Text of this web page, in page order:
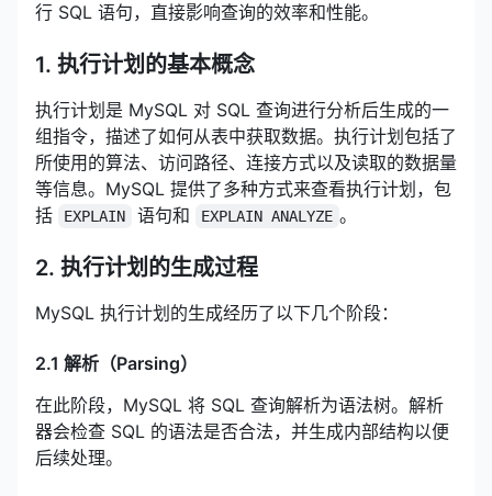
行 SQL 语句，直接影响查询的效率和性能。
1. 执行计划的基本概念
执行计划是 MySQL 对 SQL 查询进行分析后生成的一
组指令，描述了如何从表中获取数据。执行计划包括了
所使用的算法、访问路径、连接方式以及读取的数据量
等信息。MySQL 提供了多种方式来查看执行计划，包
括
EXPLAIN 语句和 EXPLAIN ANALYZE 。
2. 执行计划的生成过程
MySQL 执行计划的生成经历了以下几个阶段：
2.1 解析（Parsing）
在此阶段，MySQL 将 SQL 查询解析为语法树。解析
器会检查 SQL 的语法是否合法，并生成内部结构以便
后续处理。